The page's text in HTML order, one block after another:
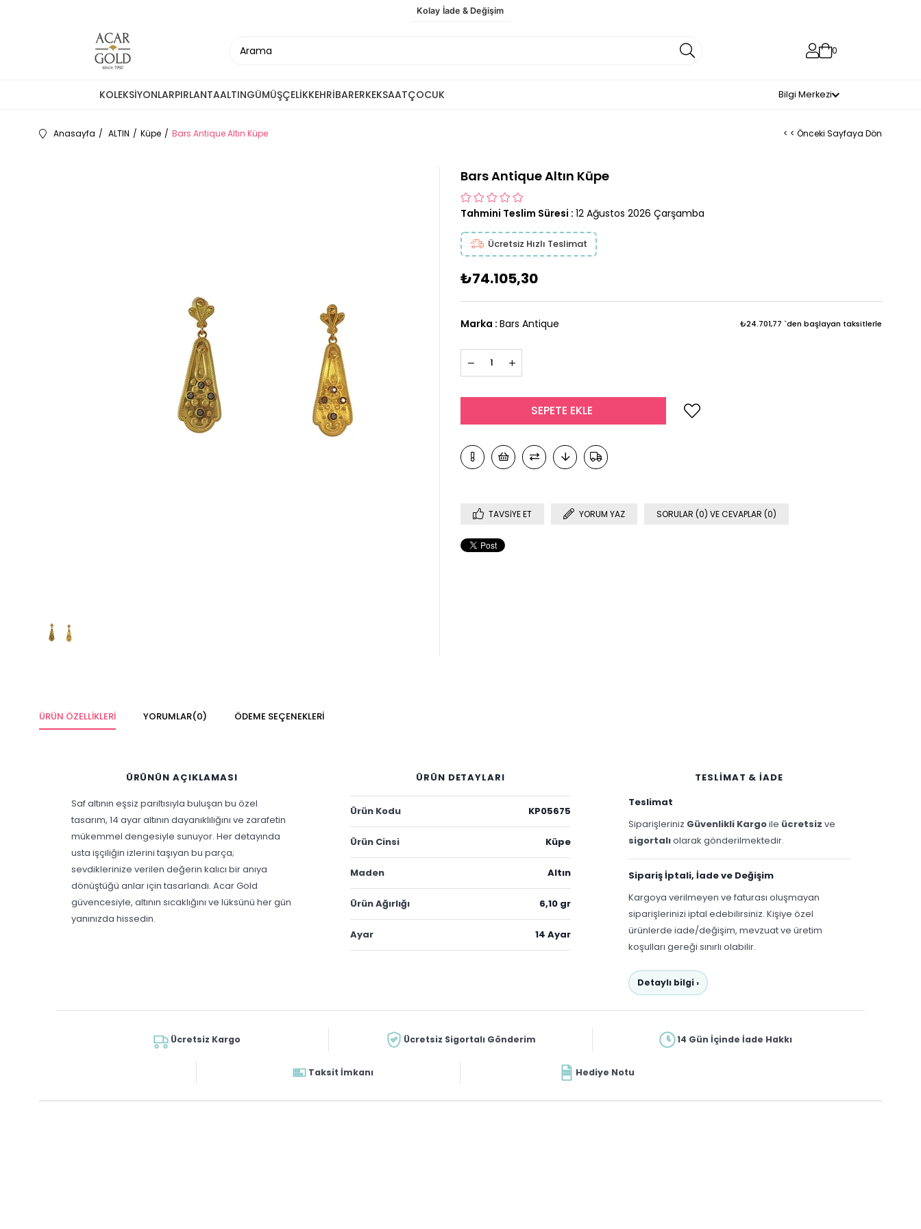
Kolay İade & Değişim
0
KOLEKSİYONLARPIRLANTAALTINGÜMÜŞÇELİKKEHRİBARERKEKSAATÇOCUK Bilgi Merkezi
Anasayfa ALTIN Küpe Bars Antique Altın Küpe < < Önceki Sayfaya Dön
Bars Antique Altın Küpe
Tahmini Teslim Süresi : 12 Ağustos 2026 Çarşamba
Ücretsiz Hızlı Teslimat
₺74.105,30
Marka : Bars Antique ₺24.701,77 `den başlayan taksitlerle
TAVSIYE ET YORUM YAZ SORULAR (0) VE CEVAPLAR (0)
ÜRÜN ÖZELLIKLERI YORUMLAR(0) ÖDEME SEÇENEKLERI
ÜRÜNÜN AÇIKLAMASI
Saf altının eşsiz parıltısıyla buluşan bu özel
tasarım, 14 ayar altının dayanıklılığını ve zarafetin
mükemmel dengesiyle sunuyor. Her detayında
usta işçiliğin izlerini taşıyan bu parça;
sevdiklerinize verilen değerin kalıcı bir anıya
dönüştüğü anlar için tasarlandı. Acar Gold
güvencesiyle, altının sıcaklığını ve lüksünü her gün
yanınızda hissedin.
ÜRÜN DETAYLARI
Ürün Kodu KP05675
Ürün Cinsi Küpe
Maden Altın
Ürün Ağırlığı 6,10 gr
Ayar 14 Ayar
TESLİMAT & İADE
Teslimat
Siparişleriniz Güvenlikli Kargoile ücretsiz ve
sigortalıolarak gönderilmektedir.
Sipariş İptali, İade ve Değişim
Kargoya verilmeyen ve faturası oluşmayan
siparişlerinizi iptal edebilirsiniz. Kişiye özel
ürünlerde iade/değişim, mevzuat ve üretim
koşulları gereği sınırlı olabilir.
Detaylı bilgi ›
Ücretsiz Kargo Ücretsiz Sigortalı Gönderim 14 Gün İçinde İade Hakkı
Taksit İmkanı Hediye Notu